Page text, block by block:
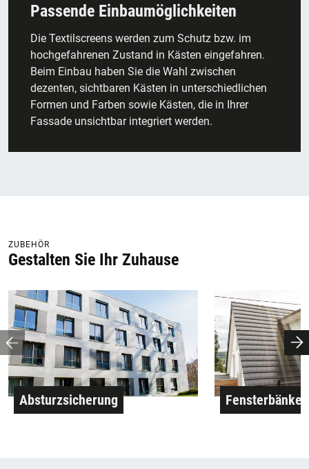
Passende Einbaumöglichkeiten
Die Textilscreens werden zum Schutz bzw. im
hochgefahrenen Zustand in Kästen eingefahren.
Beim Einbau haben Sie die Wahl zwischen
dezenten, sichtbaren Kästen in unterschiedlichen
Formen und Farben sowie Kästen, die in Ihrer
Fassade unsichtbar integriert werden.
ZUBEHÖR
Gestalten Sie Ihr Zuhause
Absturzsicherung Fensterbänke